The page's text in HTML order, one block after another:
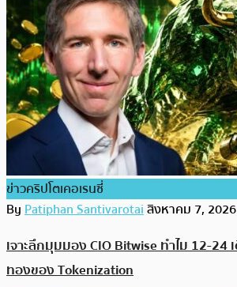
ข่าวคริปโตเคอเรนซี่
ByPatiphan Santivarotaiสิงหาคม 7, 2026
เจาะลึกมุมมอง CIO Bitwise ทำไม 12-
ทองของ Tokenization